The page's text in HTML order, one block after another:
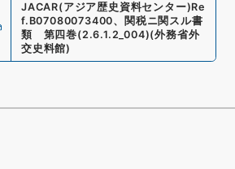
JACAR(アジア歴史資料センター)Re
f. B07080073400、 関税ニ関スル書
類 第四巻(2.6.1.2_004)(外務省外
交史料館)